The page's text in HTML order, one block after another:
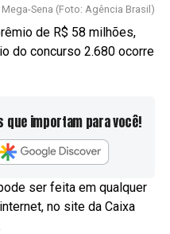
Sena (Foto: Agência Brasil)
de R$ 58 milhões,
do concurso 2.680 ocorre
importam para você!
ser feita em qualquer
no site da Caixa